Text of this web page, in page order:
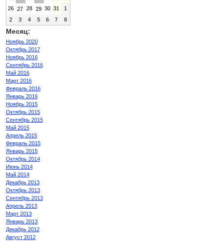
26
27 28 29 30 31
1
2
3 4 5 6 7 8
Месяц:
Ноябрь 2020
Октябрь 2017
Ноябрь 2016
Сентябрь 2016
Май 2016
Март 2016
Февраль 2016
Январь 2016
Ноябрь 2015
Октябрь 2015
Сентябрь 2015
Май 2015
Апрель 2015
Февраль 2015
Январь 2015
Октябрь 2014
Июнь 2014
Май 2014
Декабрь 2013
Октябрь 2013
Сентябрь 2013
Апрель 2013
Март 2013
Январь 2013
Декабрь 2012
Август 2012